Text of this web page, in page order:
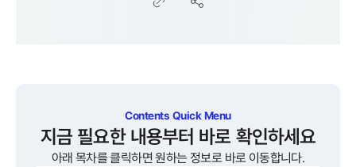
Contents Quick Menu
지금 필요한 내용부터 바로 확인하세요
아래 목차를 클릭하면 원하는 정보로 바로 이동합니다.